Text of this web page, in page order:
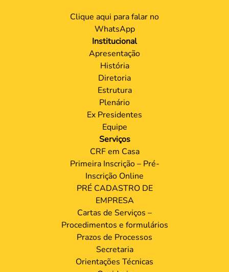
Clique aqui para falar no
WhatsApp
Institucional
Apresentação
História
Diretoria
Estrutura
Plenário
Ex Presidentes
Equipe
Serviços
CRF em Casa
Primeira Inscrição – Pré-
Inscrição Online
PRÉ CADASTRO DE
EMPRESA
Cartas de Serviços –
Procedimentos e formulários
Prazos de Processos
Secretaria
Orientações Técnicas